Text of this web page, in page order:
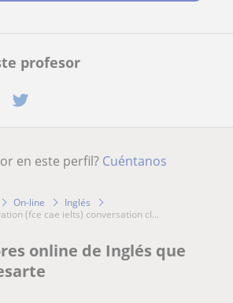
profesor
en este perfil? Cuéntanos
On-line
Inglés
(fce cae ielts) conversation cl...
online de Inglés que